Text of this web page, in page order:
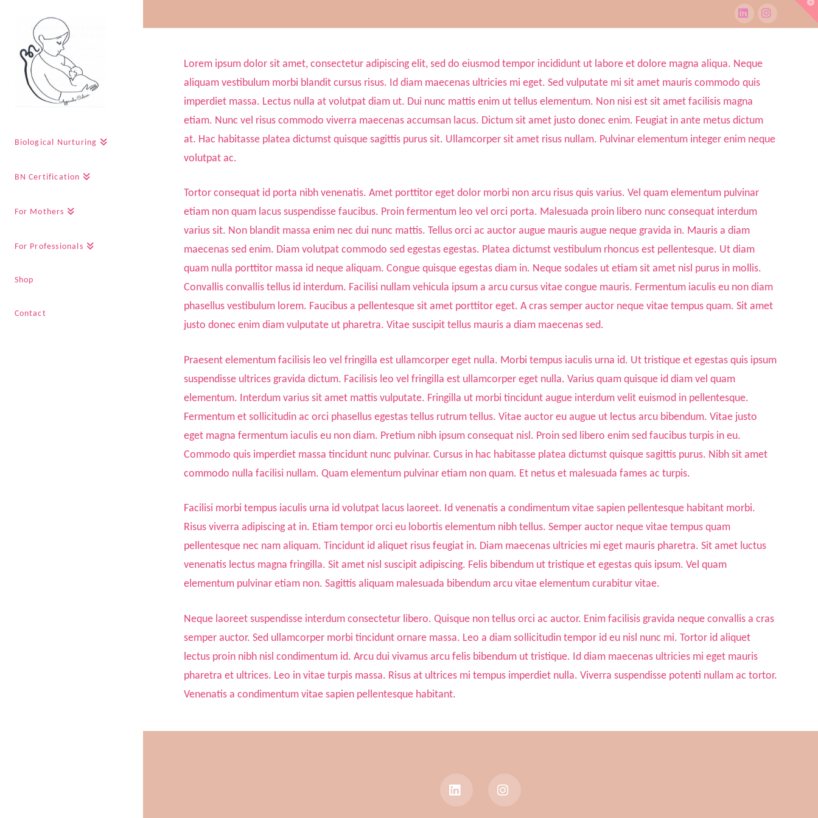
LinkedInInstagram
Biological Nurturing
BN Certification
For Mothers
For Professionals
Shop
Contact
Lorem ipsum dolor sit amet, consectetur adipiscing elit, sed do eiusmod tempor incididunt ut labore et dolore magna aliqua. Neque
aliquam vestibulum morbi blandit cursus risus. Id diam maecenas ultricies mi eget. Sed vulputate mi sit amet mauris commodo quis
imperdiet massa. Lectus nulla at volutpat diam ut. Dui nunc mattis enim ut tellus elementum. Non nisi est sit amet facilisis magna
etiam. Nunc vel risus commodo viverra maecenas accumsan lacus. Dictum sit amet justo donec enim. Feugiat in ante metus dictum
at. Hac habitasse platea dictumst quisque sagittis purus sit. Ullamcorper sit amet risus nullam. Pulvinar elementum integer enim neque
volutpat ac.
Tortor consequat id porta nibh venenatis. Amet porttitor eget dolor morbi non arcu risus quis varius. Vel quam elementum pulvinar
etiam non quam lacus suspendisse faucibus. Proin fermentum leo vel orci porta. Malesuada proin libero nunc consequat interdum
varius sit. Non blandit massa enim nec dui nunc mattis. Tellus orci ac auctor augue mauris augue neque gravida in. Mauris a diam
maecenas sed enim. Diam volutpat commodo sed egestas egestas. Platea dictumst vestibulum rhoncus est pellentesque. Ut diam
quam nulla porttitor massa id neque aliquam. Congue quisque egestas diam in. Neque sodales ut etiam sit amet nisl purus in mollis.
Convallis convallis tellus id interdum. Facilisi nullam vehicula ipsum a arcu cursus vitae congue mauris. Fermentum iaculis eu non diam
phasellus vestibulum lorem. Faucibus a pellentesque sit amet porttitor eget. A cras semper auctor neque vitae tempus quam. Sit amet
justo donec enim diam vulputate ut pharetra. Vitae suscipit tellus mauris a diam maecenas sed.
Praesent elementum facilisis leo vel fringilla est ullamcorper eget nulla. Morbi tempus iaculis urna id. Ut tristique et egestas quis ipsum
suspendisse ultrices gravida dictum. Facilisis leo vel fringilla est ullamcorper eget nulla. Varius quam quisque id diam vel quam
elementum. Interdum varius sit amet mattis vulputate. Fringilla ut morbi tincidunt augue interdum velit euismod in pellentesque.
Fermentum et sollicitudin ac orci phasellus egestas tellus rutrum tellus. Vitae auctor eu augue ut lectus arcu bibendum. Vitae justo
eget magna fermentum iaculis eu non diam. Pretium nibh ipsum consequat nisl. Proin sed libero enim sed faucibus turpis in eu.
Commodo quis imperdiet massa tincidunt nunc pulvinar. Cursus in hac habitasse platea dictumst quisque sagittis purus. Nibh sit amet
commodo nulla facilisi nullam. Quam elementum pulvinar etiam non quam. Et netus et malesuada fames ac turpis.
Facilisi morbi tempus iaculis urna id volutpat lacus laoreet. Id venenatis a condimentum vitae sapien pellentesque habitant morbi.
Risus viverra adipiscing at in. Etiam tempor orci eu lobortis elementum nibh tellus. Semper auctor neque vitae tempus quam
pellentesque nec nam aliquam. Tincidunt id aliquet risus feugiat in. Diam maecenas ultricies mi eget mauris pharetra. Sit amet luctus
venenatis lectus magna fringilla. Sit amet nisl suscipit adipiscing. Felis bibendum ut tristique et egestas quis ipsum. Vel quam
elementum pulvinar etiam non. Sagittis aliquam malesuada bibendum arcu vitae elementum curabitur vitae.
Neque laoreet suspendisse interdum consectetur libero. Quisque non tellus orci ac auctor. Enim facilisis gravida neque convallis a cras
semper auctor. Sed ullamcorper morbi tincidunt ornare massa. Leo a diam sollicitudin tempor id eu nisl nunc mi. Tortor id aliquet
lectus proin nibh nisl condimentum id. Arcu dui vivamus arcu felis bibendum ut tristique. Id diam maecenas ultricies mi eget mauris
pharetra et ultrices. Leo in vitae turpis massa. Risus at ultrices mi tempus imperdiet nulla. Viverra suspendisse potenti nullam ac tortor.
Venenatis a condimentum vitae sapien pellentesque habitant.